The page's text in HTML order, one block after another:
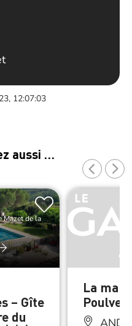
12:07:03
aussi …
Mazet de la
– Gîte
du
La